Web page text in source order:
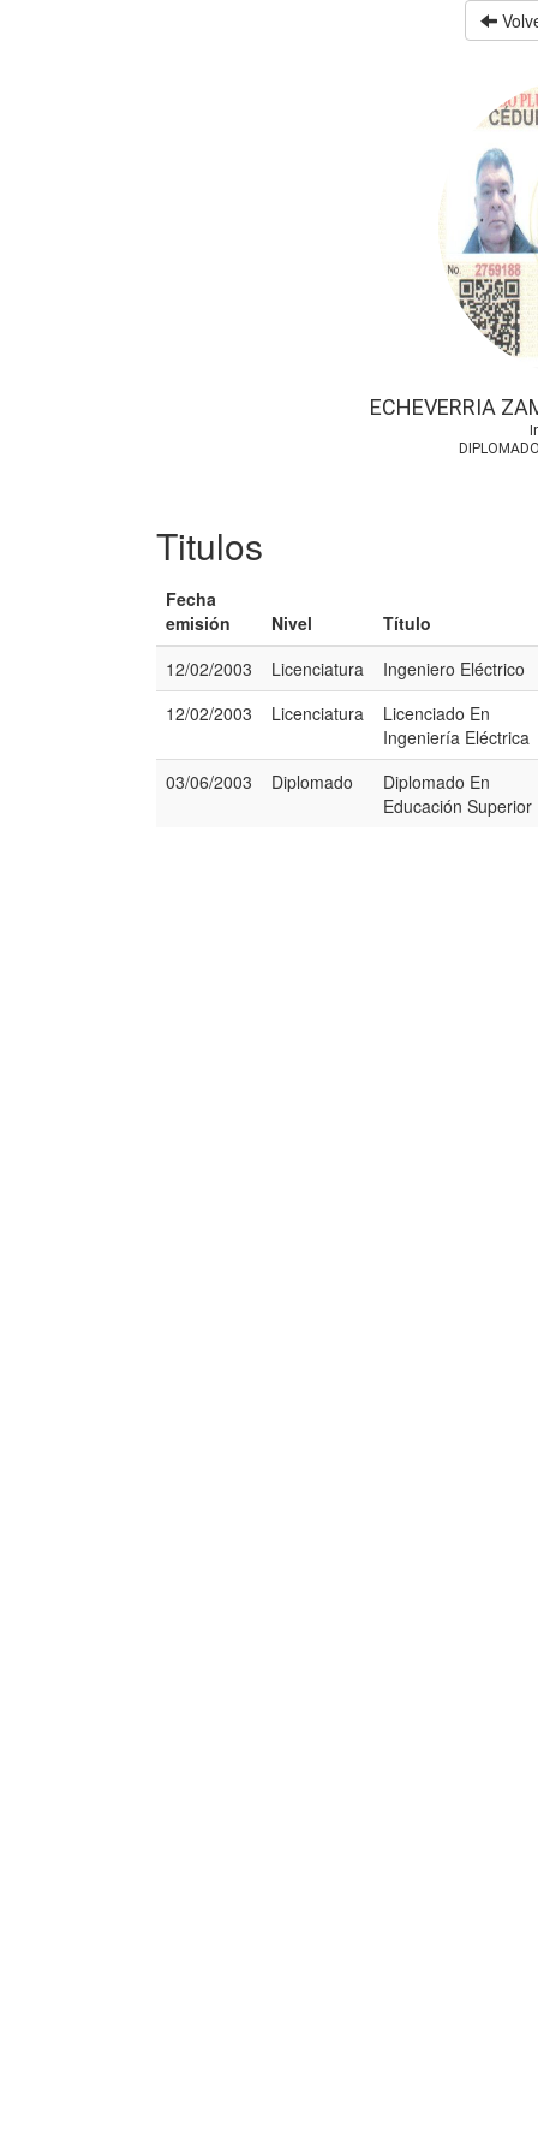
ECHEVERRIA
Titulos
Fecha
emisión
Nivel
Título
12/02/2003
Licenciatura
Ingeniero Eléctrico
12/02/2003
Licenciatura
Licenciado En
Ingeniería Eléctrica
03/06/2003
Diplomado
Diplomado En
Educación Superior